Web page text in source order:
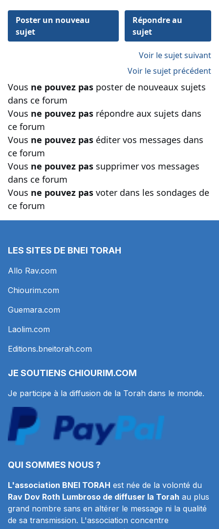
Poster un nouveau
sujet
Répondre au
sujet
Voir le sujet suivant
Voir le sujet précédent
Vous ne pouvez pas poster de nouveaux sujets
dans ce forum
Vous ne pouvez pas répondre aux sujets dans
ce forum
Vous ne pouvez pas éditer vos messages dans
ce forum
Vous ne pouvez pas supprimer vos messages
dans ce forum
Vous ne pouvez pas voter dans les sondages de
ce forum
LES SITES DE BNEI TORAH
Allo Rav.com
Chiourim.com
Guemara.com
Laolim.com
Editions.bneitorah.com
JE SOUTIENS CHIOURIM.COM
Je participe à la diffusion de la Torah dans le monde.
QUI SOMMES NOUS ?
L'association BNEI TORAH est née de la volonté du
Rav Dov Roth Lumbroso de diffuser la Torah au plus
grand nombre sans en altérer le message ni la qualité
de sa transmission. L'association concentre